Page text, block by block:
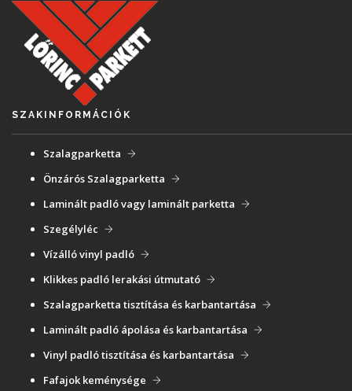
SZAKINFORMÁCIÓK
Szalagparketta
Önzárós Szalagparketta
Laminált padló vagy laminált parketta
Szegélyléc
Vízálló vinyl padló
Klikkes padló lerakási útmutató
Szalagparketta tisztítása és karbantartása
Laminált padló ápolása és karbantartása
Vinyl padló tisztítása és karbantartása
Fafajok keménysége